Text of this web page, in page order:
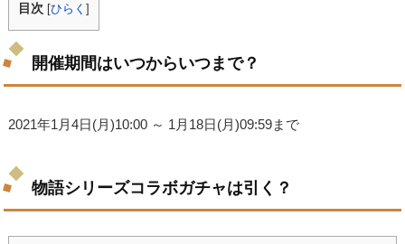
目次 [ひらく]
開催期間はいつからいつまで？
2021年1月4日(月)10:00 ～ 1月18日(月)09:59まで
物語シリーズコラボガチャは引く？